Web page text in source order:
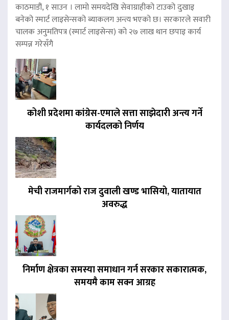
काठमाडौं, १ साउन । लामो समयदेखि सेवाग्राहीको टाउको दुखाइ
बनेको स्मार्ट लाइसेन्सको ब्याकलग अन्त्य भएको छ। सरकारले सवारी
चालक अनुमतिपत्र (स्मार्ट लाइसेन्स) को २७ लाख थान छपाइ कार्य
सम्पन्न गरेसँगै
कोशी प्रदेशमा कांग्रेस-एमाले सत्ता साझेदारी अन्त्य गर्ने
कार्यदलको निर्णय
मेची राजमार्गको राज दुवाली खण्ड भासियो, यातायात
अवरुद्ध
निर्माण क्षेत्रका समस्या समाधान गर्न सरकार सकारात्मक,
समयमै काम सक्न आग्रह